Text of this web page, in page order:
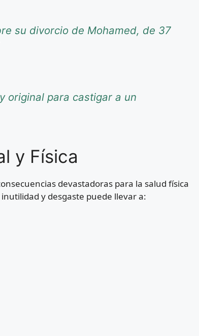
su divorcio de Mohamed, de 37
original para castigar a un
y Física
devastadoras para la salud física
y desgaste puede llevar a: